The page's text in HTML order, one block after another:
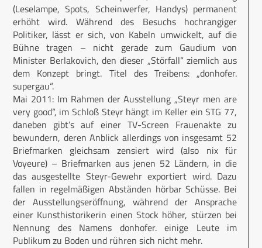
(Leselampe, Spots, Scheinwerfer, Handys) permanent
erhöht wird. Während des Besuchs hochrangiger
Politiker, lässt er sich, von Kabeln umwickelt, auf die
Bühne tragen – nicht gerade zum Gaudium von
Minister Berlakovich, den dieser „Störfall“ ziemlich aus
dem Konzept bringt. Titel des Treibens: „donhofer.
supergau“.
Mai 2011: Im Rahmen der Ausstellung „Steyr men are
very good“, im Schloß Steyr hängt im Keller ein STG 77,
daneben gibt’s auf einer TV-Screen Frauenakte zu
bewundern, deren Anblick allerdings von insgesamt 52
Briefmarken gleichsam zensiert wird (also nix für
Voyeure) – Briefmarken aus jenen 52 Ländern, in die
das ausgestellte Steyr-Gewehr exportiert wird. Dazu
fallen in regelmäßigen Abständen hörbar Schüsse. Bei
der Ausstellungseröffnung, während der Ansprache
einer Kunsthistorikerin einen Stock höher, stürzen bei
Nennung des Namens donhofer. einige Leute im
Publikum zu Boden und rühren sich nicht mehr.